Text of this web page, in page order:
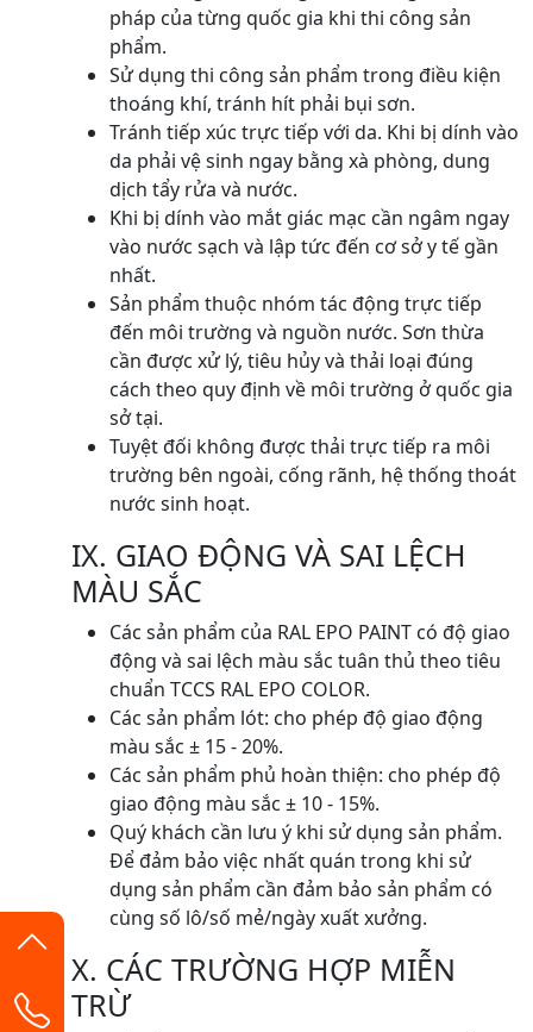
pháp của từng quốc gia khi thi công sản
phẩm.
Sử dụng thi công sản phẩm trong điều kiện
thoáng khí, tránh hít phải bụi sơn.
Tránh tiếp xúc trực tiếp với da. Khi bị dính vào
da phải vệ sinh ngay bằng xà phòng, dung
dịch tẩy rửa và nước.
Khi bị dính vào mắt giác mạc cần ngâm ngay
vào nước sạch và lập tức đến cơ sở y tế gần
nhất.
Sản phẩm thuộc nhóm tác động trực tiếp
đến môi trường và nguồn nước. Sơn thừa
cần được xử lý, tiêu hủy và thải loại đúng
cách theo quy định về môi trường ở quốc gia
sở tại.
Tuyệt đối không được thải trực tiếp ra môi
trường bên ngoài, cống rãnh, hệ thống thoát
nước sinh hoạt.
IX. GIAO ĐỘNG VÀ SAI LỆCH
MÀU SẮC
Các sản phẩm của RAL EPO PAINT có độ giao
động và sai lệch màu sắc tuân thủ theo tiêu
chuẩn TCCS RAL EPO COLOR.
Các sản phẩm lót: cho phép độ giao động
màu sắc ± 15 - 20%.
Các sản phẩm phủ hoàn thiện: cho phép độ
giao động màu sắc ± 10 - 15%.
Quý khách cần lưu ý khi sử dụng sản phẩm.
Để đảm bảo việc nhất quán trong khi sử
dụng sản phẩm cần đảm bảo sản phẩm có
cùng số lô/số mẻ/ngày xuất xưởng.
X. CÁC TRƯỜNG HỢP MIỄN
TRỪ